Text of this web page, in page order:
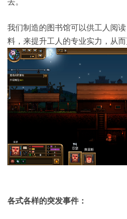
我们制造的图书馆可以供工人阅
料，来提升工人的专业实力，从而
各式各样的突发事件：